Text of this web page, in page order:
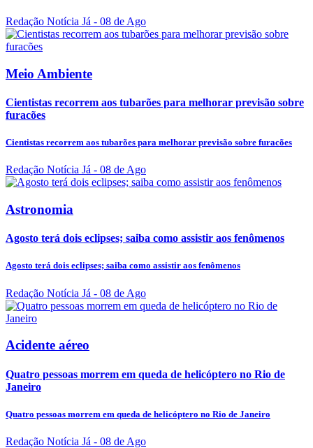
Redação Notícia Já - 08 de Ago
Meio Ambiente
Cientistas recorrem aos tubarões para melhorar previsão sobre
furacões
Cientistas recorrem aos tubarões para melhorar previsão sobre furacões
Redação Notícia Já - 08 de Ago
Astronomia
Agosto terá dois eclipses; saiba como assistir aos fenômenos
Agosto terá dois eclipses; saiba como assistir aos fenômenos
Redação Notícia Já - 08 de Ago
Acidente aéreo
Quatro pessoas morrem em queda de helicóptero no Rio de
Janeiro
Quatro pessoas morrem em queda de helicóptero no Rio de Janeiro
Redação Notícia Já - 08 de Ago